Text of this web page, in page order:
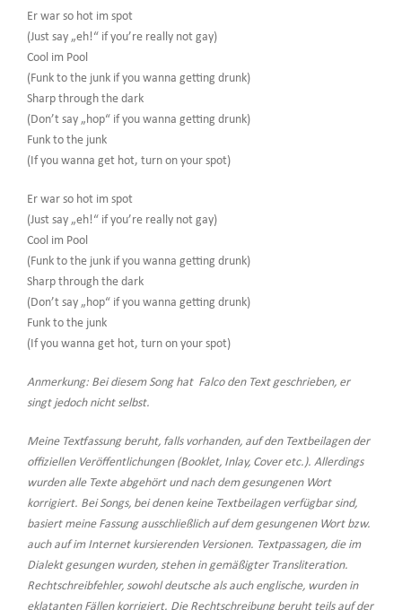
Er war so hot im spot
(Just say „eh!“ if you’re really not gay)
Cool im Pool
(Funk to the junk if you wanna getting drunk)
Sharp through the dark
(Don’t say „hop“ if you wanna getting drunk)
Funk to the junk
(If you wanna get hot, turn on your spot)
Er war so hot im spot
(Just say „eh!“ if you’re really not gay)
Cool im Pool
(Funk to the junk if you wanna getting drunk)
Sharp through the dark
(Don’t say „hop“ if you wanna getting drunk)
Funk to the junk
(If you wanna get hot, turn on your spot)
Anmerkung: Bei diesem Song hat Falco den Text geschrieben, er
singt jedoch nicht selbst.
Meine Textfassung beruht, falls vorhanden, auf den Textbeilagen der
offiziellen Veröffentlichungen (Booklet, Inlay, Cover etc.). Allerdings
wurden alle Texte abgehört und nach dem gesungenen Wort
korrigiert. Bei Songs, bei denen keine Textbeilagen verfügbar sind,
basiert meine Fassung ausschließlich auf dem gesungenen Wort bzw.
auch auf im Internet kursierenden Versionen. Textpassagen, die im
Dialekt gesungen wurden, stehen in gemäßigter Transliteration.
Rechtschreibfehler, sowohl deutsche als auch englische, wurden in
eklatanten Fällen korrigiert. Die Rechtschreibung beruht teils auf der